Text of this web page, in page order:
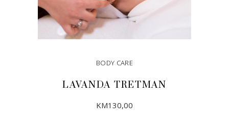
BODY CARE
LAVANDA TRETMAN
KM130,00